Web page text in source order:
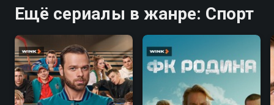
Ещё сериалы в жанре: Спорт